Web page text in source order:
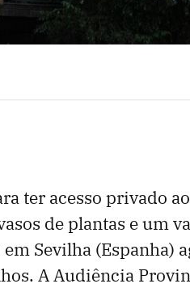
ter acesso privado
de plantas e um
Sevilha (Espanha)
A Audiência